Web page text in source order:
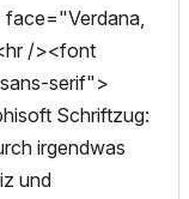
/><font
serif">
Schriftzug:
irgendwas
und